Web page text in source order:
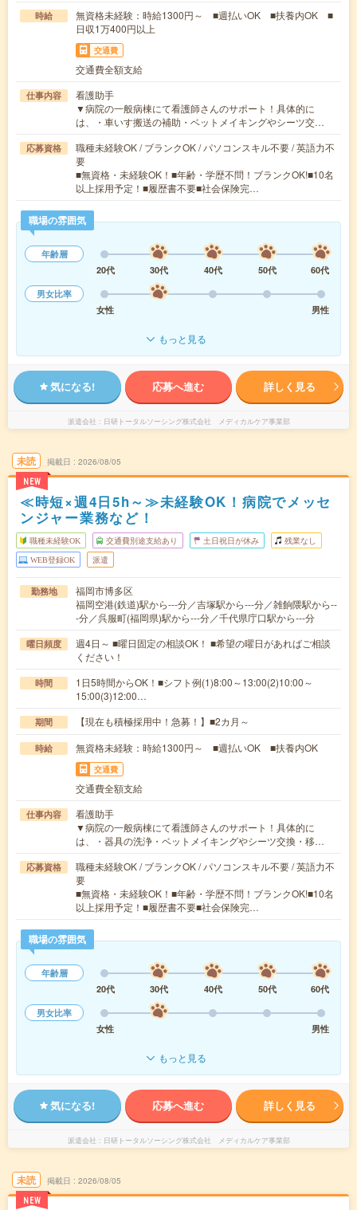
時給
無資格未経験：時給1300円～ ■週払いOK ■扶養内OK ■
日収1万400円以上
交通費
交通費全額支給
仕事内容
看護助手
▼病院の一般病棟にて看護師さんのサポート！具体的に
は、・車いす搬送の補助・ベットメイキングやシーツ交…
応募資格
職種未経験OK / ブランクOK / パソコンスキル不要 / 英語力不
要
■無資格・未経験OK！■年齢・学歴不問！ブランクOK!■10名
以上採用予定！■履歴書不要■社会保険完…
職場の雰囲気
年齢層
20代
30代 40代 50代
60代
男女比率
女性
男性
もっと見る
気になる! 応募へ進む 詳しく見る
派遣会社 日研トータルソーシング株式会社 メディカルケア事業部
未読
NEW
掲載日 2026/08/05
≪時短×週4日5h～≫未経験OK！病院でメッセ
ンジャー業務など！
職種未経験OK 交通費別途支給あり 土日祝日が休み 残業なし
WEB登録OK 派遣
勤務地
福岡市博多区
福岡空港(鉄道)駅から---分／吉塚駅から---分／雑餉隈駅から--
-分／呉服町(福岡県)駅から---分／千代県庁口駅から---分
曜日頻度
週4日～ ■曜日固定の相談OK！ ■希望の曜日があればご相談
ください！
時間
1日5時間からOK！■シフト例(1)8:00～13:00(2)10:00～
15:00(3)12:00…
期間 【現在も積極採用中！急募！】■2カ月～
時給 無資格未経験：時給1300円～ ■週払いOK ■扶養内OK
交通費
交通費全額支給
仕事内容
看護助手
▼病院の一般病棟にて看護師さんのサポート！具体的に
は、・器具の洗浄・ベットメイキングやシーツ交換・移…
応募資格
職種未経験OK / ブランクOK / パソコンスキル不要 / 英語力不
要
■無資格・未経験OK！■年齢・学歴不問！ブランクOK!■10名
以上採用予定！■履歴書不要■社会保険完…
職場の雰囲気
年齢層
20代
30代 40代 50代
60代
男女比率
女性
男性
もっと見る
気になる! 応募へ進む 詳しく見る
派遣会社 日研トータルソーシング株式会社 メディカルケア事業部
未読
NEW
掲載日 2026/08/05